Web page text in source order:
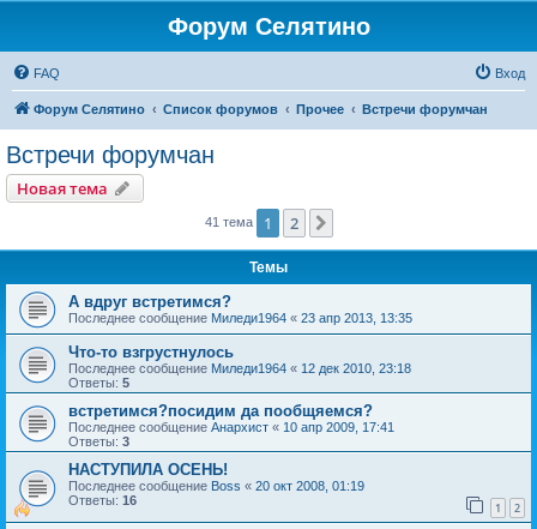
Форум Селятино
FAQ Вход
Форум Селятино Список форумов Прочее Встречи форумчан
Встречи форумчан
Новая тема
41 тема 1 2
Темы
А вдруг встретимся?
Последнее сообщение Миледи1964 « 23 апр 2013, 13:35
Что-то взгрустнулось
Последнее сообщение Миледи1964 « 12 дек 2010, 23:18
Ответы: 5
встретимся?посидим да пообщяемся?
Последнее сообщение Анархист « 10 апр 2009, 17:41
Ответы: 3
НАСТУПИЛА ОСЕНЬ!
Последнее сообщение Boss « 20 окт 2008, 01:19
Ответы: 16 1 2